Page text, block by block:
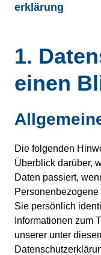
erklärung
1.
einen
Die folgenden
Überblick darüber,
Daten passiert,
Sie persönlich
Informationen zum
unserer unter